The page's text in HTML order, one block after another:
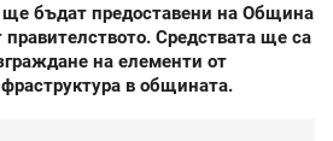
бъдат предоставени на Община
Средствата ще са
на елементи от
в общината.